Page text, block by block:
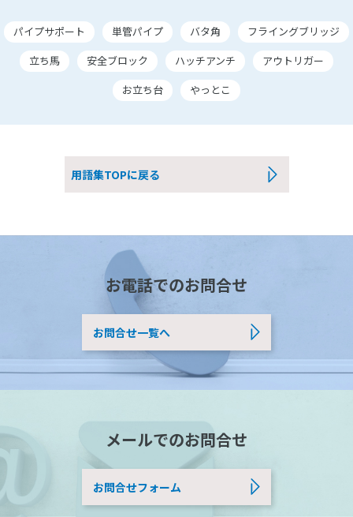
パイプサポート 単管パイプ バタ角
フライングブリッジ
立ち馬
安全ブロック ハッチアンチ
アウトリガー
お立ち台
やっとこ
用語集TOPに戻る
お電話でのお問合せ
お問合せ一覧へ
メールでのお問合せ
お問合せフォーム